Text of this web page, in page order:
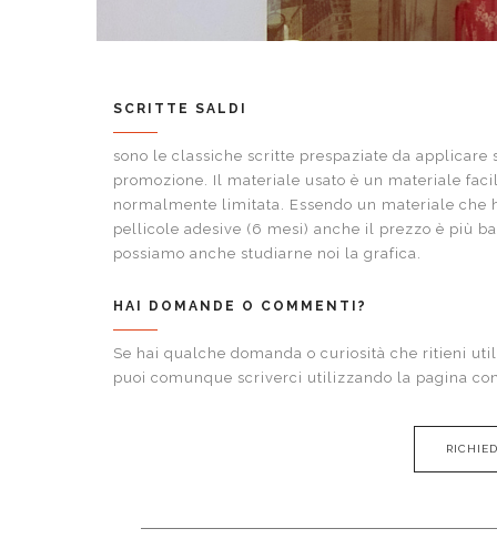
SCRITTE SALDI
sono le classiche scritte prespaziate da
promozione. Il materiale usato è un materiale
normalmente limitata. Essendo un materiale
pellicole adesive (6 mesi) anche il prezzo è più
possiamo anche studiarne noi la grafica.
HAI DOMANDE O COMMENTI?
Se hai qualche domanda o curiosità che ritieni
puoi comunque scriverci utilizzando la pagina